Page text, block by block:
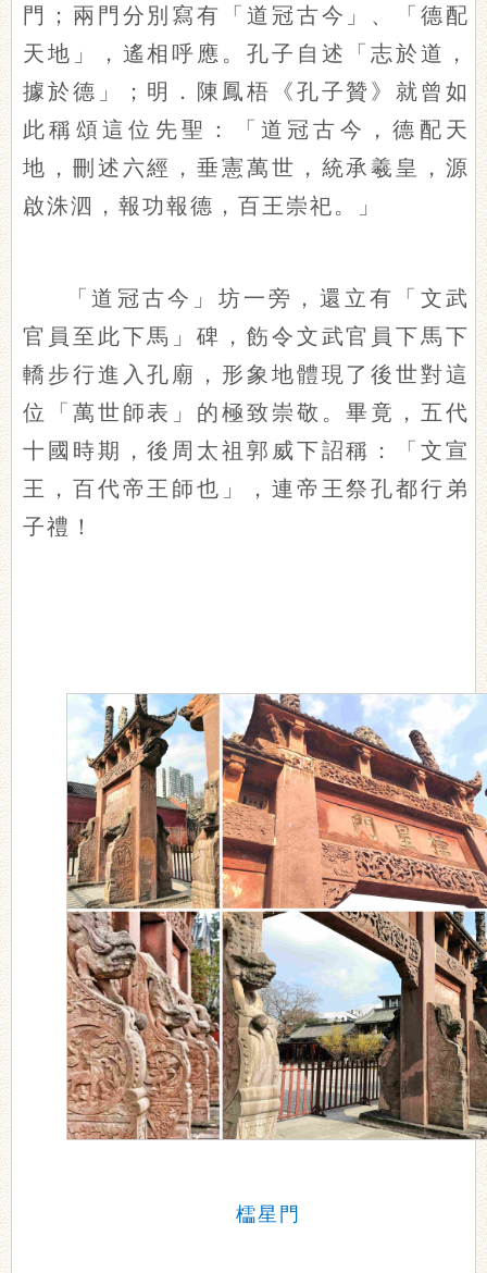
門；兩門分別寫有「道冠古今」、「德配
天地」，遙相呼應。孔子自述「志於道，
據於德」；明．陳鳳梧《孔子贊》就曾如
此稱頌這位先聖：「道冠古今，德配天
地，刪述六經，垂憲萬世，統承羲皇，源
啟洙泗，報功報德，百王崇祀。」
「道冠古今」坊一旁，還立有「文武
官員至此下馬」碑，飭令文武官員下馬下
轎步行進入孔廟，形象地體現了後世對這
位「萬世師表」的極致崇敬。畢竟，五代
十國時期，後周太祖郭威下詔稱：「文宣
王，百代帝王師也」，連帝王祭孔都行弟
子禮！
櫺星門